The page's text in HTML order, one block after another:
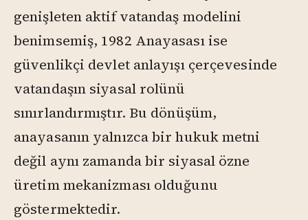
genişleten aktif vatandaş modelini
benimsemiş, 1982 Anayasası ise
güvenlikçi devlet anlayışı çerçevesinde
vatandaşın siyasal rolünü
sınırlandırmıştır. Bu dönüşüm,
anayasanın yalnızca bir hukuk metni
değil aynı zamanda bir siyasal özne
üretim mekanizması olduğunu
göstermektedir.